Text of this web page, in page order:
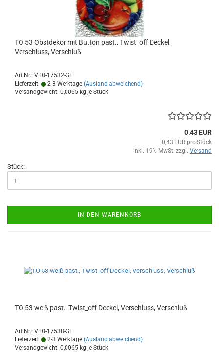
TO 53 Obstdekor mit Button past., Twist_off Deckel,
Verschluss, Verschluß
Art.Nr.: VTO-17532-GF
Lieferzeit:
2-3 Werktage (Ausland abweichend)
Versandgewicht: 0,0065 kg je Stück
0,43 EUR
0,43 EUR pro Stück
inkl. 19% MwSt. zzgl. Versand
Stück:
IN DEN WARENKORB
TO 53 weiß past., Twist_off Deckel, Verschluss, Verschluß
Art.Nr.: VTO-17538-GF
Lieferzeit:
2-3 Werktage (Ausland abweichend)
Versandgewicht: 0,0065 kg je Stück